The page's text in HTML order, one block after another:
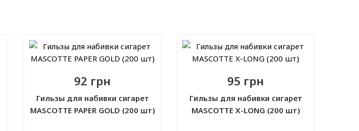
92 грн
Гильзы для набивки сигарет
MASCOTTE PAPER GOLD (200 шт)
95 грн
Гильзы для набивки сигарет
MASCOTTE X-LONG (200 шт)